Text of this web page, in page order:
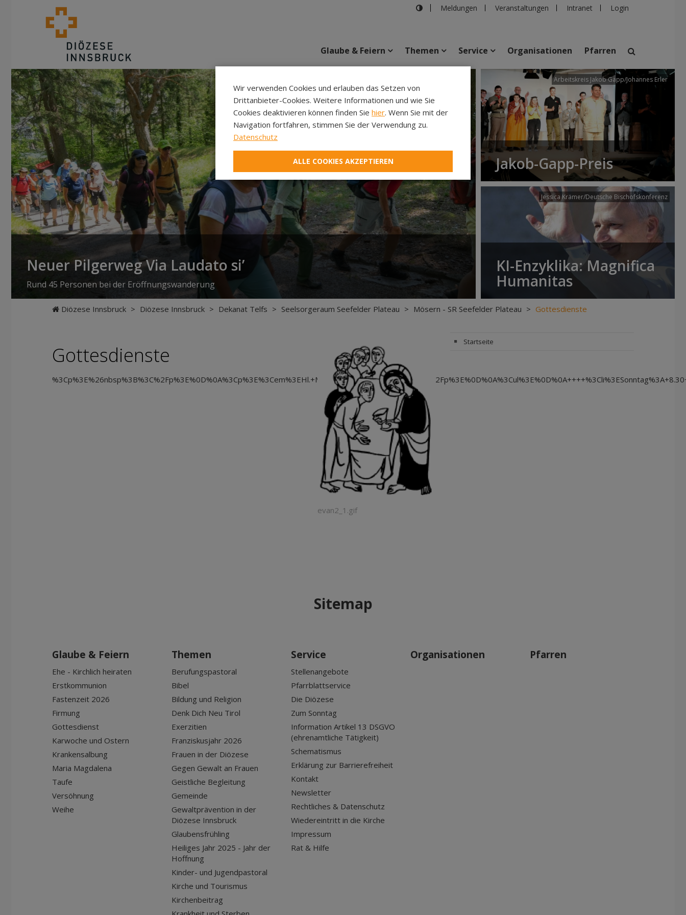
Meldungen Veranstaltungen Intranet Login
suchen
Veranstaltungen Personen Pfarren Einrichtungen
Glaube & Feiern Themen Service Organisationen Pfarren
Neuer Pilgerweg Via Laudato si’
Rund 45 Personen bei der Eröffnungswanderung
Arbeitskreis Jakob Gapp/Johannes Erler
Jakob-Gapp-Preis
Jessica Krämer/Deutsche Bischofskonferenz
KI-Enzyklika: Magnifica
Humanitas
Diözese Innsbruck > Diözese Innsbruck > Dekanat Telfs > Seelsorgeraum Seefelder Plateau > Mösern - SR Seefelder Plateau > Gottesdienste
Gottesdienste
evan2_1.gif
Startseite
Sitemap
Glaube & Feiern
Ehe - Kirchlich heiraten
Erstkommunion
Fastenzeit 2026
Firmung
Gottesdienst
Karwoche und Ostern
Krankensalbung
Maria Magdalena
Taufe
Versöhnung
Weihe
Themen
Berufungspastoral
Bibel
Bildung und Religion
Denk Dich Neu Tirol
Exerzitien
Franziskusjahr 2026
Frauen in der Diözese
Gegen Gewalt an Frauen
Geistliche Begleitung
Gemeinde
Gewaltprävention in der
Diözese Innsbruck
Glaubensfrühling
Heiliges Jahr 2025 - Jahr der
Hoffnung
Kinder- und Jugendpastoral
Kirche und Tourismus
Kirchenbeitrag
Service
Stellenangebote
Pfarrblattservice
Die Diözese
Zum Sonntag
Information Artikel 13 DSGVO
(ehrenamtliche Tätigkeit)
Schematismus
Erklärung zur Barrierefreiheit
Kontakt
Newsletter
Rechtliches & Datenschutz
Wiedereintritt in die Kirche
Impressum
Rat & Hilfe
Organisationen Pfarren
Wir verwenden Cookies und erlauben das Setzen von
Drittanbieter-Cookies. Weitere Informationen und wie Sie
Cookies deaktivieren können finden Sie hier. Wenn Sie mit der
Navigation fortfahren, stimmen Sie der Verwendung zu.
Datenschutz
ALLE COOKIES AKZEPTIEREN